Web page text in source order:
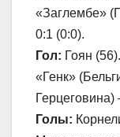
«Заглембе»
0:1 (0:0).
Гол: Гоян (56).
«Генк»
Герцеговина)
Голы: